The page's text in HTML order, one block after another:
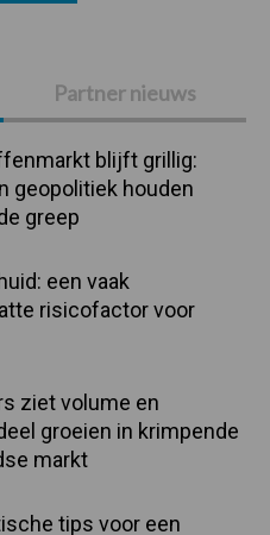
Partner nieuws
blijft grillig:
geopolitiek houden
greep
een vaak
risicofactor voor
ziet volume en
groeien in krimpende
markt
tips voor een